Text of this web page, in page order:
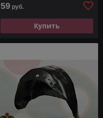
59 руб.
Купить